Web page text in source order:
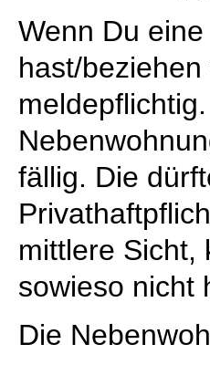
Wenn Du
hast/
fällig. Die
mittlere Sicht,
sowieso nicht
Die